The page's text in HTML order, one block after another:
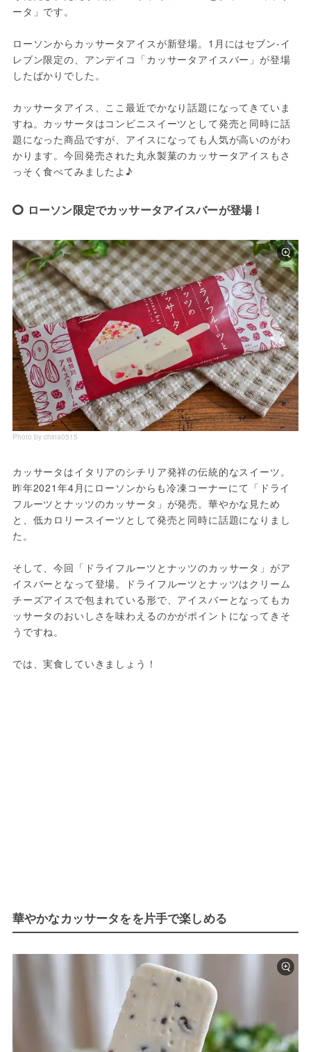
ータ」です。
ローソンからカッサータアイスが新登場。1月にはセブン-イ
レブン限定の、アンデイコ「カッサータアイスバー」が登場
したばかりでした。
カッサータアイス、ここ最近でかなり話題になってきていま
すね。カッサータはコンビニスイーツとして発売と同時に話
題になった商品ですが、アイスになっても人気が高いのがわ
かります。今回発売された丸永製菓のカッサータアイスもさ
っそく食べてみましたよ♪
ローソン限定でカッサータアイスバーが登場！
Photo by china0515
カッサータはイタリアのシチリア発祥の伝統的なスイーツ。
昨年2021年4月にローソンからも冷凍コーナーにて「ドライ
フルーツとナッツのカッサータ」が発売。華やかな見ため
と、低カロリースイーツとして発売と同時に話題になりまし
た。
そして、今回「ドライフルーツとナッツのカッサータ」がア
イスバーとなって登場。ドライフルーツとナッツはクリーム
チーズアイスで包まれている形で、アイスバーとなってもカ
ッサータのおいしさを味わえるのかがポイントになってきそ
うですね。
では、実食していきましょう！
華やかなカッサータをを片手で楽しめる